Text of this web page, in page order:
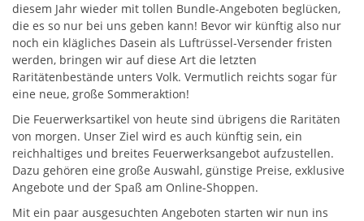
diesem Jahr wieder mit tollen Bundle-Angeboten beglücken,
die es so nur bei uns geben kann! Bevor wir künftig also nur
noch ein klägliches Dasein als Luftrüssel-Versender fristen
werden, bringen wir auf diese Art die letzten
Raritätenbestände unters Volk. Vermutlich reichts sogar für
eine neue, große Sommeraktion!
Die Feuerwerksartikel von heute sind übrigens die Raritäten
von morgen. Unser Ziel wird es auch künftig sein, ein
reichhaltiges und breites Feuerwerksangebot aufzustellen.
Dazu gehören eine große Auswahl, günstige Preise, exklusive
Angebote und der Spaß am Online-Shoppen.
Mit ein paar ausgesuchten Angeboten starten wir nun ins